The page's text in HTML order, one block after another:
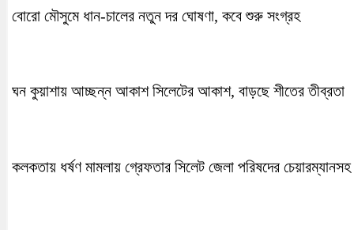
বোরো মৌসুমে ধান-চালের নতুন দর ঘোষণা, কবে শুরু সংগ্রহ
ঘন কুয়াশায় আচ্ছন্ন আকাশ সিলেটের আকাশ, বাড়ছে শীতের তীব্রতা
কলকতায় ধর্ষণ মামলায় গ্রেফতার সিলেট জেলা পরিষদের